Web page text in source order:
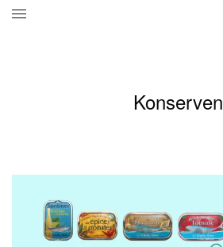
Konserven